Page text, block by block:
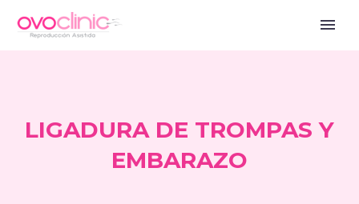
LIGADURA DE TROMPAS Y
EMBARAZO